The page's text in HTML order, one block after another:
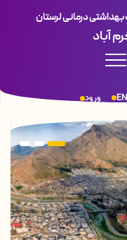
درمانی لرستان
آباد
ورود EN